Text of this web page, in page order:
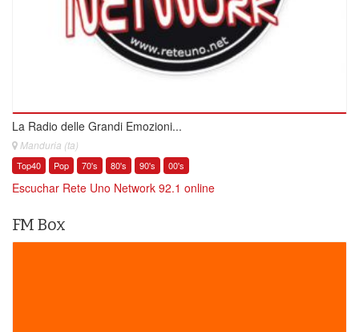
La Radio delle Grandi Emozioni...
Manduria (ta)
Top40 Pop 70's 80's 90's 00's
Escuchar Rete Uno Network 92.1 online
FM Box